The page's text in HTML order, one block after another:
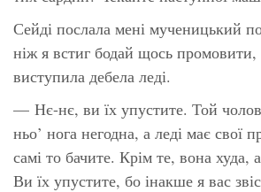
Сейді послала мені мученицький
ніж я встиг бодай щось
виступила дебела леді.
— Нє-нє, ви їх упустите. Той
ньо’ нога негодна, а леді має свої
самі то бачите. Крім те, вона худа,
Ви їх упустите, бо інакше я вас